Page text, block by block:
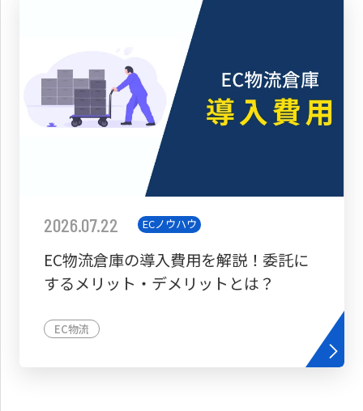
2026.07.22 ECノウハウ
EC物流倉庫の導入費用を解説！委託に
するメリット・デメリットとは？
EC物流